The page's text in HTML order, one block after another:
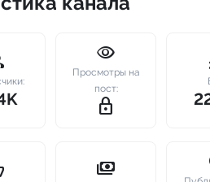
Telegram
New
visibility
Просмотры на
пост:
lock_outline
payments